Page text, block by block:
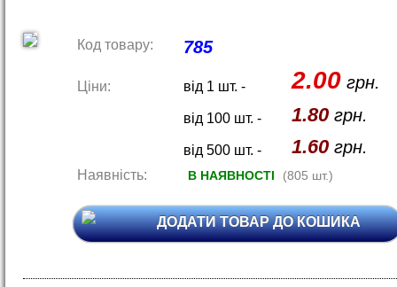
Код товару: 785
Ціни: від 1 шт. - 2.00грн.
від 100 шт. - 1.80грн.
від 500 шт. - 1.60грн.
Наявність: В НАЯВНОСТІ (805 шт.)
ДОДАТИ ТОВАР ДО КОШИКА